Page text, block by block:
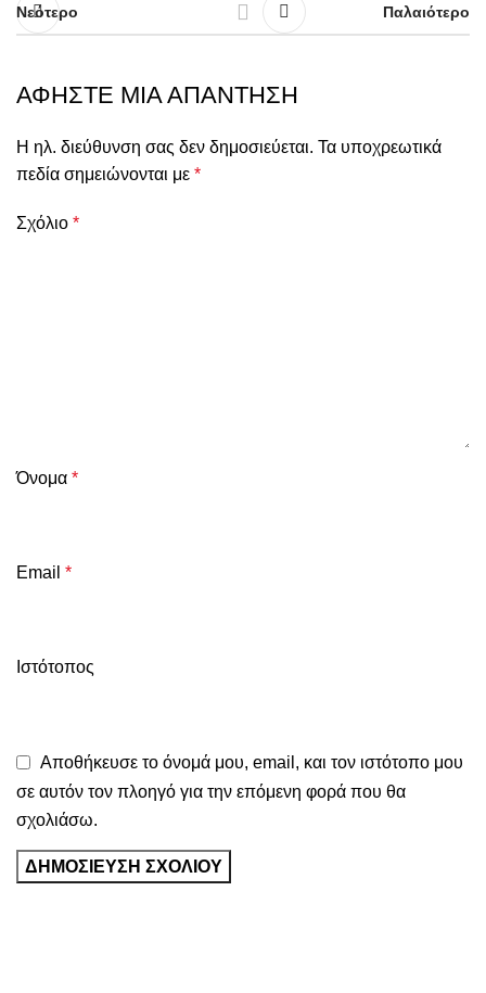
Νεότερο Παλαιότερο
ΑΦΉΣΤΕ ΜΙΑ ΑΠΆΝΤΗΣΗ
Η ηλ. διεύθυνση σας δεν δημοσιεύεται. Τα υποχρεωτικά
πεδία σημειώνονται με *
Σχόλιο *
Όνομα *
Email *
Ιστότοπος
Αποθήκευσε το όνομά μου, email, και τον ιστότοπο μου
σε αυτόν τον πλοηγό για την επόμενη φορά που θα
σχολιάσω.